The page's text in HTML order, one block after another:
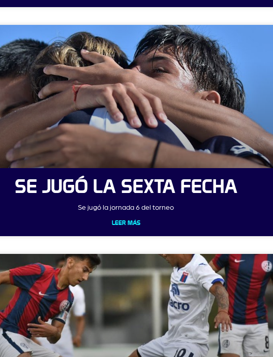
SE JUGÓ LA SEXTA FECHA
Se jugó la jornada 6 del torneo
LEER MÁS